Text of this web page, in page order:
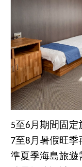
5至6月期間固定
7至8月暑假旺
準夏季海島旅遊